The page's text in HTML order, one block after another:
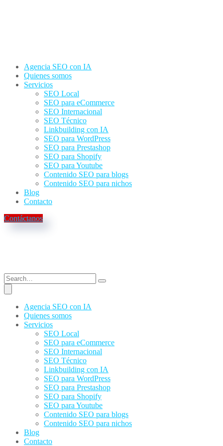
Agencia SEO con IA
Quienes somos
Servicios
SEO Local
SEO para eCommerce
SEO Internacional
SEO Técnico
Linkbuilding con IA
SEO para WordPress
SEO para Prestashop
SEO para Shopify
SEO para Youtube
Contenido SEO para blogs
Contenido SEO para nichos
Blog
Contacto
Contáctanos
Agencia SEO con IA
Quienes somos
Servicios
SEO Local
SEO para eCommerce
SEO Internacional
SEO Técnico
Linkbuilding con IA
SEO para WordPress
SEO para Prestashop
SEO para Shopify
SEO para Youtube
Contenido SEO para blogs
Contenido SEO para nichos
Blog
Contacto